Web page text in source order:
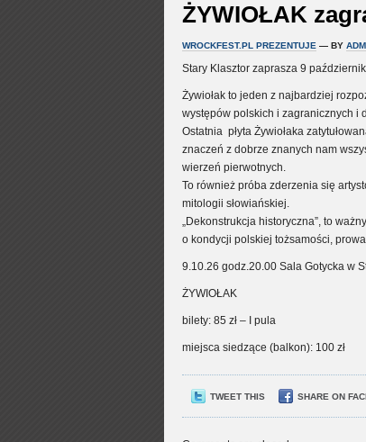
ŻYWIOŁAK
WROCKFEST.PL PREZENTUJE — BY
Stary Klasztor zaprasza 9
Żywiołak to jeden z najbardziej
występów polskich i zagranicznych i
Ostatnia płyta Żywiołaka
znaczeń z dobrze znanych nam
wierzeń pierwotnych.
To również próba zderzenia się
mitologii słowiańskiej.
„Dekonstrukcja historyczna”, to
o kondycji polskiej tożsamości,
9.10.26 godz.20.00 Sala Gotycka w
ŻYWIOŁAK
bilety: 85 zł – I pula
miejsca siedzące (balkon): 100 zł
TWEET THIS SHARE ON